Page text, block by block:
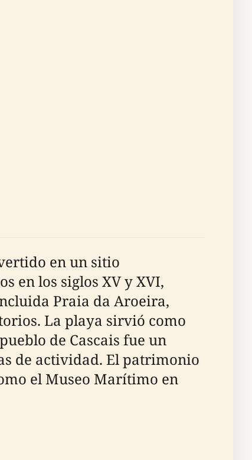
en un sitio
en los siglos XV y XVI,
Praia da Aroeira,
La playa sirvió como
de Cascais fue un
de actividad. El patrimonio
el Museo Marítimo en